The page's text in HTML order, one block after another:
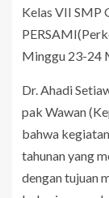
Kelas VII SMP
Minggu 23-24
Dr. Ahadi
pak Wawan
bahwa
tahunan yang
dengan tujuan